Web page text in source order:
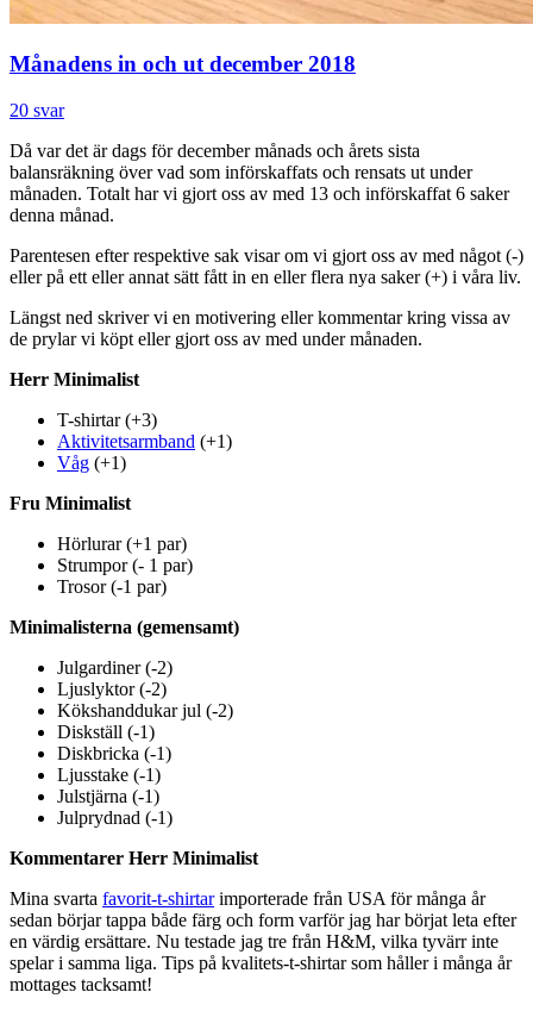
Månadens in och ut december 2018
20 svar
Då var det är dags för december månads och årets sista
balansräkning över vad som införskaffats och rensats ut under
månaden. Totalt har vi gjort oss av med 13 och införskaffat 6 saker
denna månad.
Parentesen efter respektive sak visar om vi gjort oss av med något (-)
eller på ett eller annat sätt fått in en eller flera nya saker (+) i våra liv.
Längst ned skriver vi en motivering eller kommentar kring vissa av
de prylar vi köpt eller gjort oss av med under månaden.
Herr Minimalist
T-shirtar (+3)
Aktivitetsarmband (+1)
Våg (+1)
Fru Minimalist
Hörlurar (+1 par)
Strumpor (- 1 par)
Trosor (-1 par)
Minimalisterna (gemensamt)
Julgardiner (-2)
Ljuslyktor (-2)
Kökshanddukar jul (-2)
Diskställ (-1)
Diskbricka (-1)
Ljusstake (-1)
Julstjärna (-1)
Julprydnad (-1)
Kommentarer Herr Minimalist
Mina svarta favorit-t-shirtarimporterade från USA för många år
sedan börjar tappa både färg och form varför jag har börjat leta efter
en värdig ersättare. Nu testade jag tre från H&M, vilka tyvärr inte
spelar i samma liga. Tips på kvalitets-t-shirtar som håller i många år
mottages tacksamt!